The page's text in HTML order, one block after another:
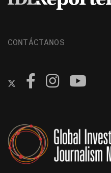
CONTÁCTANOS